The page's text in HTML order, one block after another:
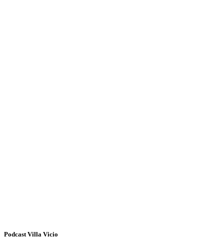
Podcast Villa Vicio